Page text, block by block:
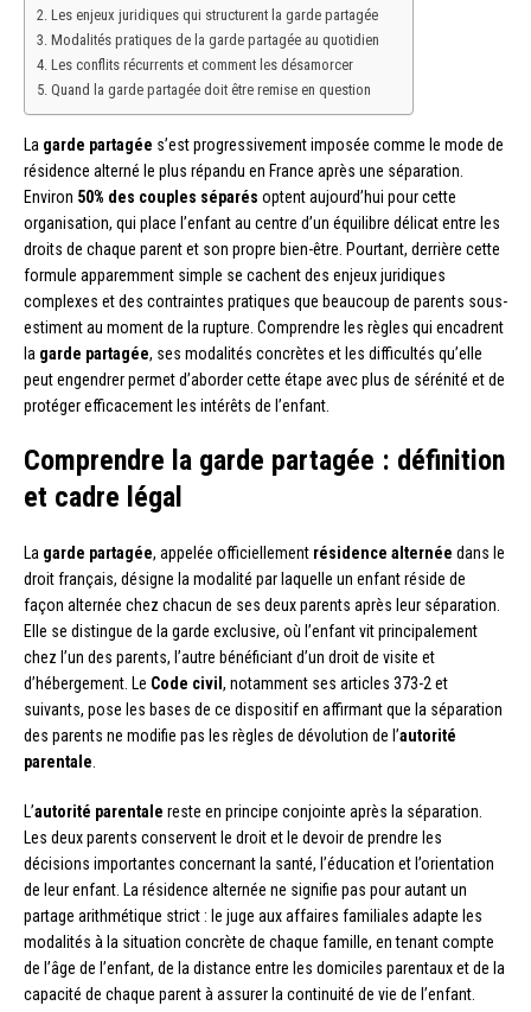
Les enjeux juridiques qui structurent la garde partagée
Modalités pratiques de la garde partagée au quotidien
Les conflits récurrents et comment les désamorcer
Quand la garde partagée doit être remise en question
La garde partagée s’est progressivement imposée comme le mode de
résidence alterné le plus répandu en France après une séparation.
Environ 50% des couples séparés optent aujourd’hui pour cette
organisation, qui place l’enfant au centre d’un équilibre délicat entre les
droits de chaque parent et son propre bien-être. Pourtant, derrière cette
formule apparemment simple se cachent des enjeux juridiques
complexes et des contraintes pratiques que beaucoup de parents sous-
estiment au moment de la rupture. Comprendre les règles qui encadrent
la garde partagée, ses modalités concrètes et les difficultés qu’elle
peut engendrer permet d’aborder cette étape avec plus de sérénité et de
protéger efficacement les intérêts de l’enfant.
Comprendre la garde partagée : définition
et cadre légal
La garde partagée, appelée officiellement résidence alternée dans le
droit français, désigne la modalité par laquelle un enfant réside de
façon alternée chez chacun de ses deux parents après leur séparation.
Elle se distingue de la garde exclusive, où l’enfant vit principalement
chez l’un des parents, l’autre bénéficiant d’un droit de visite et
d’hébergement. Le Code civil, notamment ses articles 373-2 et
suivants, pose les bases de ce dispositif en affirmant que la séparation
des parents ne modifie pas les règles de dévolution de l’autorité
parentale
L’autorité parentale reste en principe conjointe après la séparation.
Les deux parents conservent le droit et le devoir de prendre les
décisions importantes concernant la santé, l’éducation et l’orientation
de leur enfant. La résidence alternée ne signifie pas pour autant un
partage arithmétique strict : le juge aux affaires familiales adapte les
modalités à la situation concrète de chaque famille, en tenant compte
de l’âge de l’enfant, de la distance entre les domiciles parentaux et de la
capacité de chaque parent à assurer la continuité de vie de l’enfant.